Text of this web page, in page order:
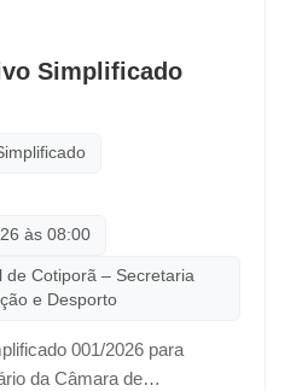
Simplificado
às 08:00
de Cotiporã – Secretaria
e Desporto
001/2026 para
da Câmara de